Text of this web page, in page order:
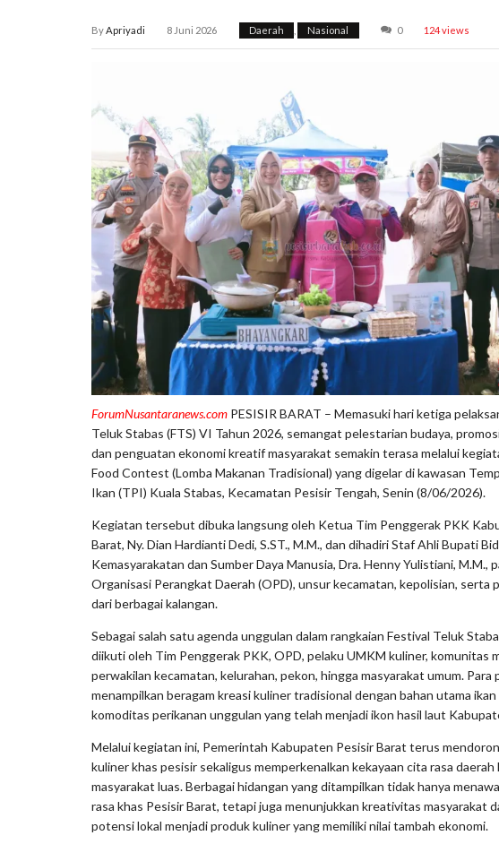
ByApriyadi 8 Juni 2026 Daerah Nasional 0 124 views
ForumNusantaranews.com PESISIR BARAT – Memasuki hari ketiga
Teluk Stabas (FTS) VI Tahun 2026, semangat pelestarian budaya,
dan penguatan ekonomi kreatif masyarakat semakin terasa melalui
Food Contest (Lomba Makanan Tradisional) yang digelar di kawasan
Ikan (TPI) Kuala Stabas, Kecamatan Pesisir Tengah, Senin (8/06/2026).
Kegiatan tersebut dibuka langsung oleh Ketua Tim Penggerak PKK
Barat, Ny. Dian Hardianti Dedi, S.ST., M.M., dan dihadiri Staf Ahli Bupati
Kemasyarakatan dan Sumber Daya Manusia, Dra. Henny Yulistiani, M.M.,
Organisasi Perangkat Daerah (OPD), unsur kecamatan, kepolisian, serta
dari berbagai kalangan.
Sebagai salah satu agenda unggulan dalam rangkaian Festival Teluk
diikuti oleh Tim Penggerak PKK, OPD, pelaku UMKM kuliner, komunitas
perwakilan kecamatan, kelurahan, pekon, hingga masyarakat umum. Para
menampilkan beragam kreasi kuliner tradisional dengan bahan utama
komoditas perikanan unggulan yang telah menjadi ikon hasil laut
Melalui kegiatan ini, Pemerintah Kabupaten Pesisir Barat terus
kuliner khas pesisir sekaligus memperkenalkan kekayaan cita rasa daerah
masyarakat luas. Berbagai hidangan yang ditampilkan tidak hanya
rasa khas Pesisir Barat, tetapi juga menunjukkan kreativitas masyarakat
potensi lokal menjadi produk kuliner yang memiliki nilai tambah ekonomi.